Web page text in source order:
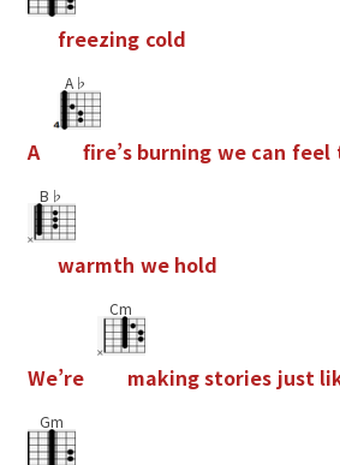
freezing cold
A
A♭
fre’s burning we can feel
B♭
warmth we hold
We’re
Cm
makingstories just li
Gm